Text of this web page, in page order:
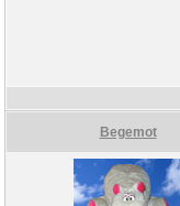
Begemot